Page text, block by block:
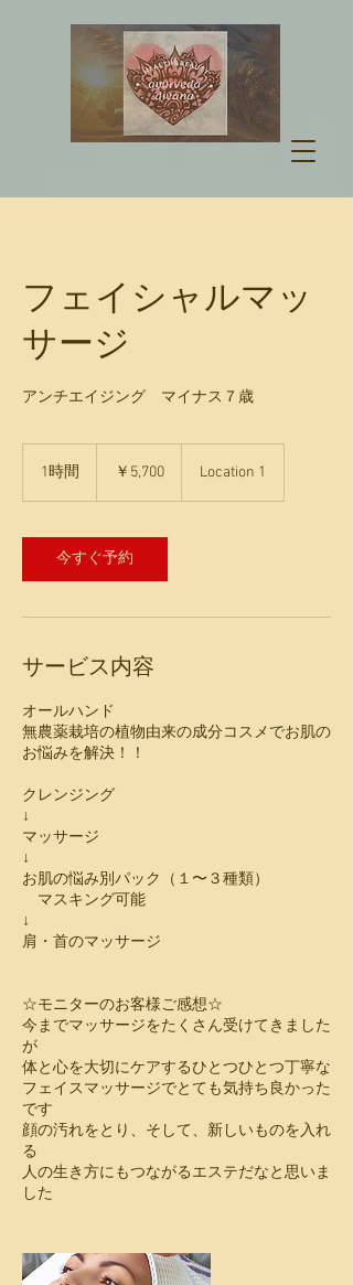
フェイシャルマッ
サージ
アンチエイジング マイナス７歳
1時間 ￥5,700 Location 1
今すぐ予約
サービス内容
オールハンド
無農薬栽培の植物由来の成分コスメでお肌の
お悩みを解決！！
クレンジング
↓
マッサージ
↓
お肌の悩み別パック（１〜３種類）
マスキング可能
↓
肩・首のマッサージ
☆モニターのお客様ご感想☆
今までマッサージをたくさん受けてきました
が
体と心を大切にケアするひとつひとつ丁寧な
フェイスマッサージでとても気持ち良かった
です
顔の汚れをとり、そして、新しいものを入れ
る
人の生き方にもつながるエステだなと思いま
した